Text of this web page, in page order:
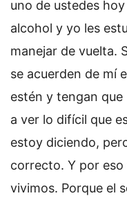
uno de ustedes
alcohol y yo les
manejar de vuelta.
se acuerden de mí
estén y tengan
a ver lo difícil que
estoy diciendo,
correcto. Y por
vivimos. Porque el